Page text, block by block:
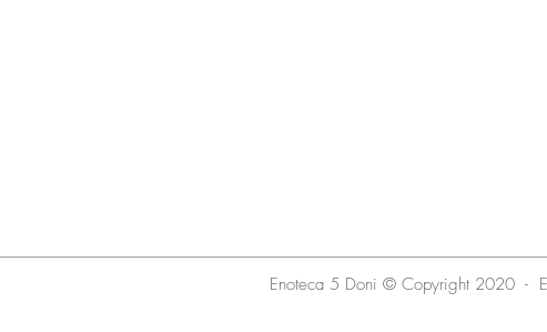
Enoteca 5 Doni © Copyright 2020 -